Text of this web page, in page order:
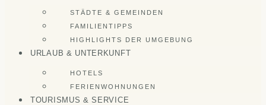
STÄDTE & GEMEINDEN
FAMILIENTIPPS
HIGHLIGHTS DER UMGEBUNG
URLAUB & UNTERKUNFT
HOTELS
FERIENWOHNUNGEN
TOURISMUS & SERVICE